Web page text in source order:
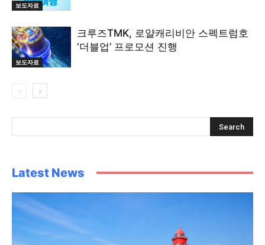
보도자료
보도자료
크루즈TMK, 로얄캐리비안 스펙트럼호
‘더블업’ 프로모션 진행
Latest News